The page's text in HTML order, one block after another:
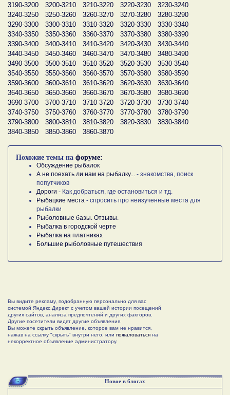
3190-3200
3200-3210 3210-3220 3220-3230
3230-3240
3240-3250
3250-3260 3260-3270 3270-3280
3280-3290
3290-3300
3300-3310 3310-3320 3320-3330
3330-3340
3340-3350
3350-3360 3360-3370 3370-3380
3380-3390
3390-3400
3400-3410 3410-3420 3420-3430
3430-3440
3440-3450
3450-3460 3460-3470 3470-3480
3480-3490
3490-3500
3500-3510 3510-3520 3520-3530
3530-3540
3540-3550
3550-3560 3560-3570 3570-3580
3580-3590
3590-3600
3600-3610 3610-3620 3620-3630
3630-3640
3640-3650
3650-3660 3660-3670 3670-3680
3680-3690
3690-3700
3700-3710 3710-3720 3720-3730
3730-3740
3740-3750
3750-3760 3760-3770 3770-3780
3780-3790
3790-3800
3800-3810 3810-3820 3820-3830
3830-3840
3840-3850
3850-3860 3860-3870
Похожие темы на форуме:
Обсуждение рыбалок
А не поехать ли нам на рыбалку... - знакомства, поиск
попутчиков
Дороги - Как добраться, где остановиться и тд.
Рыбацкие места - спросить про неизученные места для
рыбалки
Рыболовные базы. Отзывы.
Рыбалка в городской черте
Рыбалка на платниках
Большие рыболовные путешествия
Вы видите рекламу, подобранную персонально для вас
системой Яндекс.Директ с учетом вашей истории посещений
других сайтов, анализа предпочтений и других факторов.
Другие посетители видят другие объявления.
Вы можете скрыть объявление, которое вам не нравится,
нажав на ссылку "скрыть" внутри него, или пожаловаться на
некорректное объявление администратору.
Новое в блогах